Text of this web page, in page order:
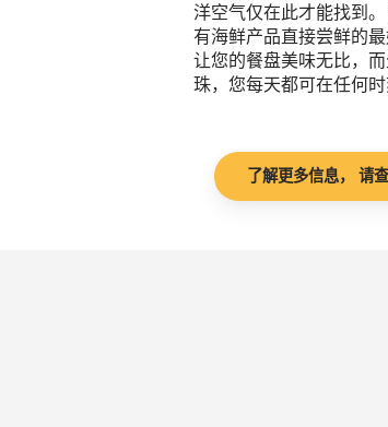
洋空气仅在此才能找到
有海鲜产品直接尝鲜的
让您的餐盘美味无比，
珠，您每天都可在任何时
了解更多信息， 请